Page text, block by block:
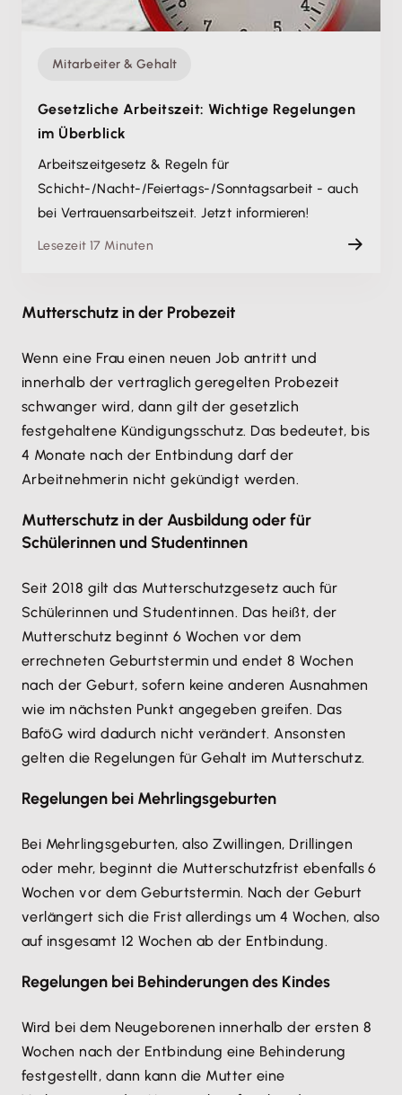
Mitarbeiter & Gehalt
Gesetzliche Arbeitszeit: Wichtige Regelungen
im Überblick
Arbeitszeitgesetz & Regeln für
Schicht-/Nacht-/Feiertags-/Sonntags­arbeit - auch
bei Vertrauens­arbeitszeit. Jetzt informieren!
Lesezeit 17 Minuten
Mutterschutz in der Probezeit
Wenn eine Frau einen neuen Job antritt und
innerhalb der vertraglich geregelten Probezeit
schwanger wird, dann gilt der gesetzlich
festgehaltene Kündigungsschutz. Das bedeutet, bis
4 Monate nach der Entbindung darf der
Arbeitnehmerin nicht gekündigt werden.
Mutterschutz in der Ausbildung oder für
Schülerinnen und Studentinnen
Seit 2018 gilt das Mutterschutzgesetz auch für
Schülerinnen und Studentinnen. Das heißt, der
Mutterschutz beginnt 6 Wochen vor dem
errechneten Geburtstermin und endet 8 Wochen
nach der Geburt, sofern keine anderen Ausnahmen
wie im nächsten Punkt angegeben greifen. Das
BaföG wird dadurch nicht verändert. Ansonsten
gelten die Regelungen für Gehalt im Mutterschutz.
Regelungen bei Mehrlingsgeburten
Bei Mehrlingsgeburten, also Zwillingen, Drillingen
oder mehr, beginnt die Mutterschutzfrist ebenfalls 6
Wochen vor dem Geburtstermin. Nach der Geburt
verlängert sich die Frist allerdings um 4 Wochen, also
auf insgesamt 12 Wochen ab der Entbindung.
Regelungen bei Behinderungen des Kindes
Wird bei dem Neugeborenen innerhalb der ersten 8
Wochen nach der Entbindung eine Behinderung
festgestellt, dann kann die Mutter eine